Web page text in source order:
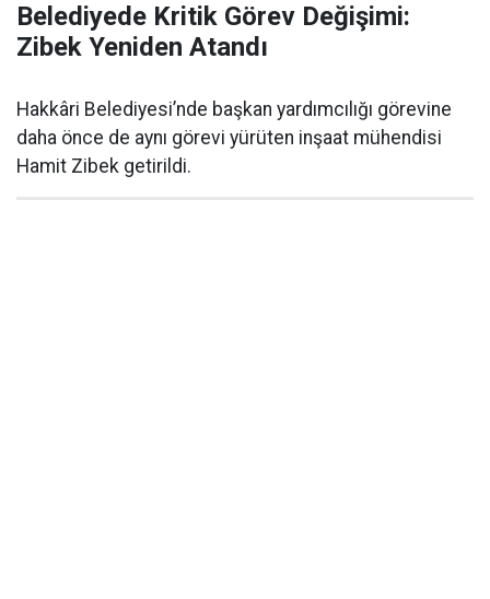
Belediyede Kritik Görev Değişimi:
Zibek Yeniden Atandı
Hakkâri Belediyesi’nde başkan yardımcılığı görevine
daha önce de aynı görevi yürüten inşaat mühendisi
Hamit Zibek getirildi.